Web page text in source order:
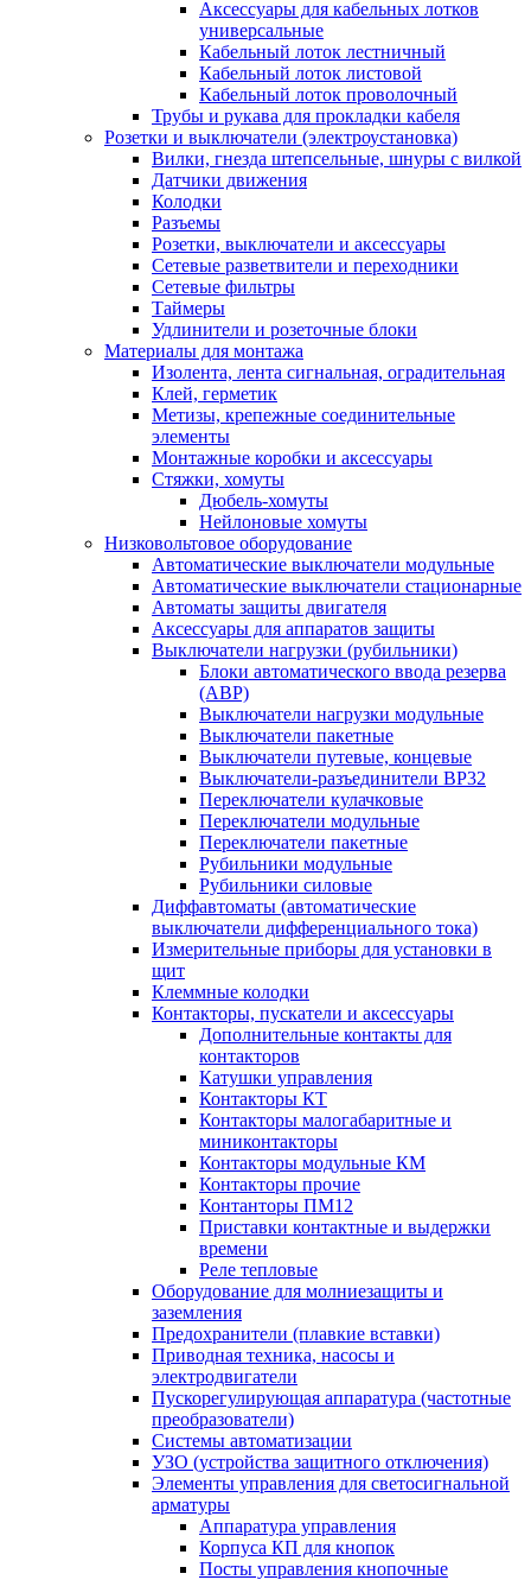
Аксессуары для кабельных лотков
универсальные
Кабельный лоток лестничный
Кабельный лоток листовой
Кабельный лоток проволочный
Трубы и рукава для прокладки кабеля
Розетки и выключатели (электроустановка)
Вилки, гнезда штепсельные, шнуры с вилкой
Датчики движения
Колодки
Разъемы
Розетки, выключатели и аксессуары
Сетевые разветвители и переходники
Сетевые фильтры
Таймеры
Удлинители и розеточные блоки
Материалы для монтажа
Изолента, лента сигнальная, оградительная
Клей, герметик
Метизы, крепежные соединительные
элементы
Монтажные коробки и аксессуары
Стяжки, хомуты
Дюбель-хомуты
Нейлоновые хомуты
Низковольтовое оборудование
Автоматические выключатели модульные
Автоматические выключатели стационарные
Автоматы защиты двигателя
Аксессуары для аппаратов защиты
Выключатели нагрузки (рубильники)
Блоки автоматического ввода резерва
(АВР)
Выключатели нагрузки модульные
Выключатели пакетные
Выключатели путевые, концевые
Выключатели-разъединители ВР32
Переключатели кулачковые
Переключатели модульные
Переключатели пакетные
Рубильники модульные
Рубильники силовые
Диффавтоматы (автоматические
выключатели дифференциального тока)
Измерительные приборы для установки в
щит
Клеммные колодки
Контакторы, пускатели и аксессуары
Дополнительные контакты для
контакторов
Катушки управления
Контакторы КТ
Контакторы малогабаритные и
миниконтакторы
Контакторы модульные КМ
Контакторы прочие
Контанторы ПМ12
Приставки контактные и выдержки
времени
Реле тепловые
Оборудование для молниезащиты и
заземления
Предохранители (плавкие вставки)
Приводная техника, насосы и
электродвигатели
Пускорегулирующая аппаратура (частотные
преобразователи)
Системы автоматизации
УЗО (устройства защитного отключения)
Элементы управления для светосигнальной
арматуры
Аппаратура управления
Корпуса КП для кнопок
Посты управления кнопочные